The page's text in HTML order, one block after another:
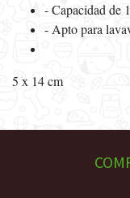
- Capacidad de
- Apto para
5 x 14 cm